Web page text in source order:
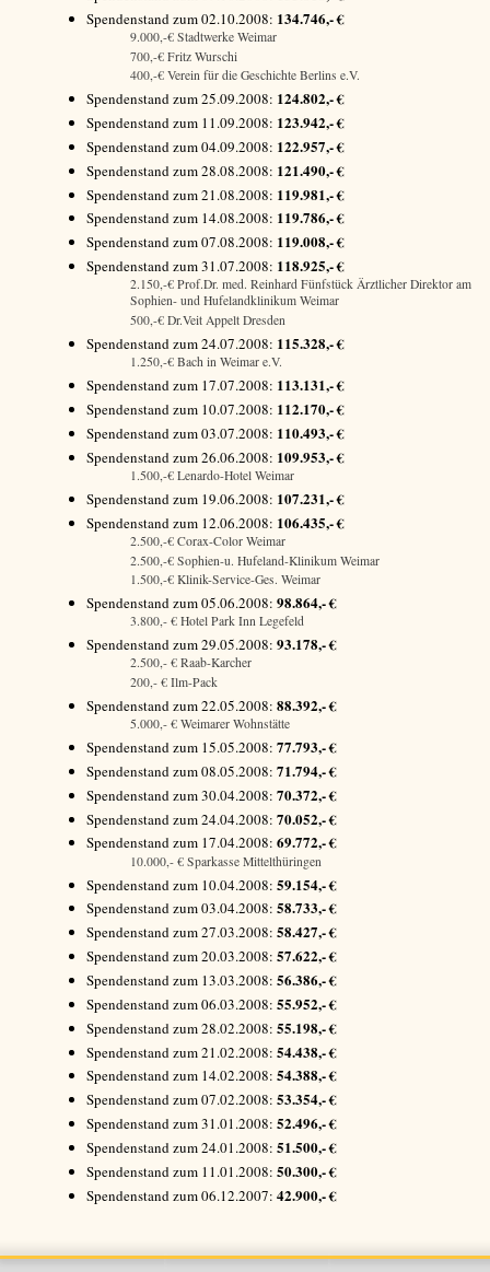
Spendenstand zum 02.10.2008: 134.746,- €
9.000,-€ Stadtwerke Weimar
700,-€ Fritz Wurschi
400,-€ Verein für die Geschichte Berlins e.V.
Spendenstand zum 25.09.2008: 124.802,- €
Spendenstand zum 11.09.2008: 123.942,- €
Spendenstand zum 04.09.2008: 122.957,- €
Spendenstand zum 28.08.2008: 121.490,- €
Spendenstand zum 21.08.2008: 119.981,- €
Spendenstand zum 14.08.2008: 119.786,- €
Spendenstand zum 07.08.2008: 119.008,- €
Spendenstand zum 31.07.2008: 118.925,- €
2.150,-€ Prof.Dr. med. Reinhard Fünfstück Ärztlicher Direktor am
Sophien- und Hufelandklinikum Weimar
500,-€ Dr.Veit Appelt Dresden
Spendenstand zum 24.07.2008: 115.328,- €
1.250,-€ Bach in Weimar e.V.
Spendenstand zum 17.07.2008: 113.131,- €
Spendenstand zum 10.07.2008: 112.170,- €
Spendenstand zum 03.07.2008: 110.493,- €
Spendenstand zum 26.06.2008: 109.953,- €
1.500,-€ Lenardo-Hotel Weimar
Spendenstand zum 19.06.2008: 107.231,- €
Spendenstand zum 12.06.2008: 106.435,- €
2.500,-€ Corax-Color Weimar
2.500,-€ Sophien-u. Hufeland-Klinikum Weimar
1.500,-€ Klinik-Service-Ges. Weimar
Spendenstand zum 05.06.2008: 98.864,- €
3.800,- € Hotel Park Inn Legefeld
Spendenstand zum 29.05.2008: 93.178,- €
2.500,- € Raab-Karcher
200,- € Ilm-Pack
Spendenstand zum 22.05.2008: 88.392,- €
5.000,- € Weimarer Wohnstätte
Spendenstand zum 15.05.2008: 77.793,- €
Spendenstand zum 08.05.2008: 71.794,- €
Spendenstand zum 30.04.2008: 70.372,- €
Spendenstand zum 24.04.2008: 70.052,- €
Spendenstand zum 17.04.2008: 69.772,- €
10.000,- € Sparkasse Mittelthüringen
Spendenstand zum 10.04.2008: 59.154,- €
Spendenstand zum 03.04.2008: 58.733,- €
Spendenstand zum 27.03.2008: 58.427,- €
Spendenstand zum 20.03.2008: 57.622,- €
Spendenstand zum 13.03.2008: 56.386,- €
Spendenstand zum 06.03.2008: 55.952,- €
Spendenstand zum 28.02.2008: 55.198,- €
Spendenstand zum 21.02.2008: 54.438,- €
Spendenstand zum 14.02.2008: 54.388,- €
Spendenstand zum 07.02.2008: 53.354,- €
Spendenstand zum 31.01.2008: 52.496,- €
Spendenstand zum 24.01.2008: 51.500,- €
Spendenstand zum 11.01.2008: 50.300,- €
Spendenstand zum 06.12.2007: 42.900,- €